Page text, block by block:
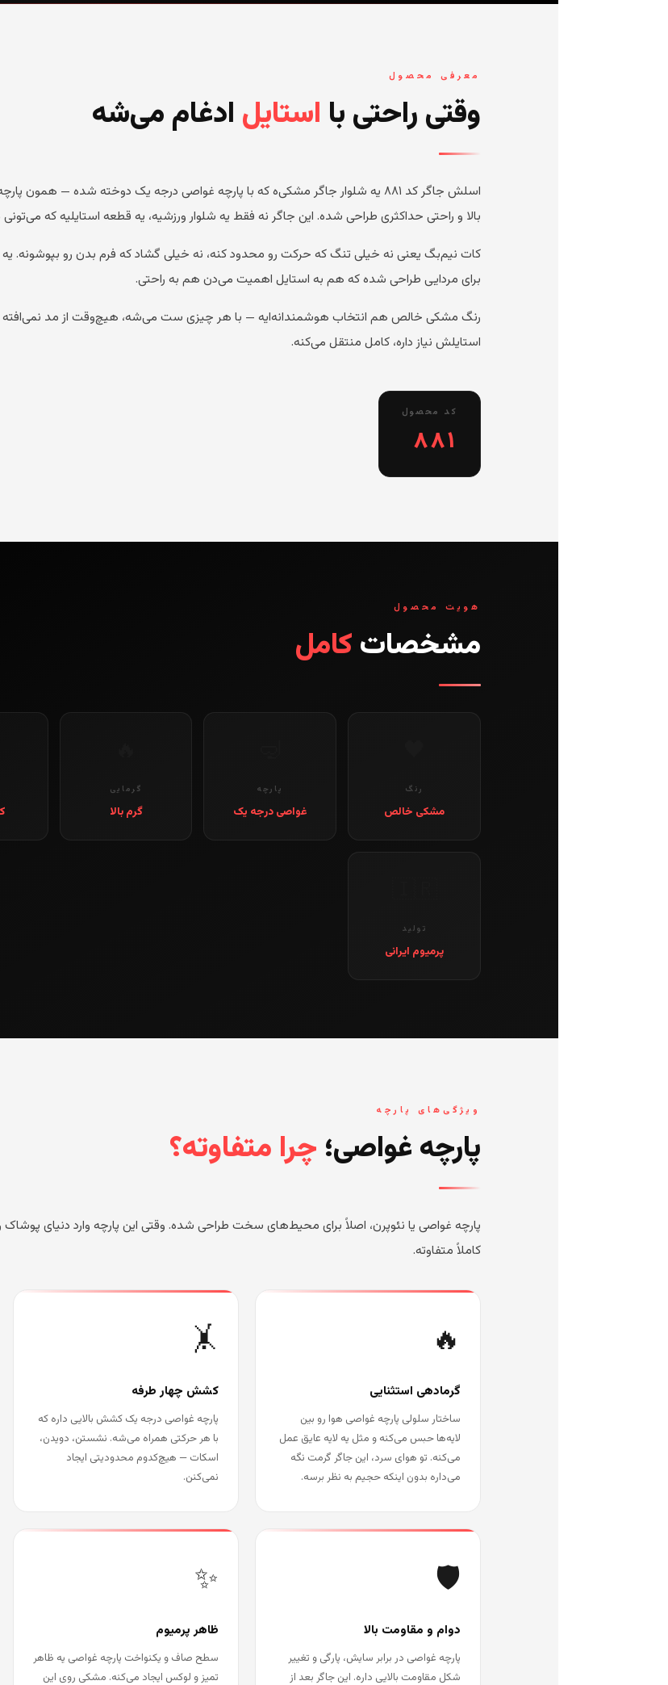
معرفی محصول
وقتی راحتی با استایل ادغام می‌شه
اسلش جاگر کد ۸۸۱ یه شلوار جاگر مشکی‌ه که با پارچه غواصی درجه یک دوخته شده —
بالا و راحتی حداکثری طراحی شده. این جاگر نه فقط یه شلوار ورزشیه، یه قطعه استایلیه که
کات نیم‌بگ یعنی نه خیلی تنگ که حرکت رو محدود کنه، نه خیلی گشاد که فرم بدن رو بپوشونه.
برای مردایی طراحی شده که هم به استایل اهمیت می‌دن هم به راحتی.
رنگ مشکی خالص هم انتخاب هوشمندانه‌ایه — با هر چیزی ست می‌شه، هیچ‌وقت از مد نمی‌افته
استایلش نیاز داره، کامل منتقل می‌کنه.
کد محصول
۸۸۱
هویت محصول
مشخصاتکامل
رنگ
مشکی خالص
پارچه
غواصی درجه یک
گرمایی
گرم بالا
تولید
پرمیوم ایرانی
ویژگی‌های پارچه
پارچه غواصی؛ چرا متفاوته؟
پارچه غواصی یا نئوپرن، اصلاً برای محیط‌های سخت طراحی شده. وقتی این پارچه وارد دنیای
کاملاً متفاوته.
🔥
گرمادهی استثنایی
ساختار سلولی پارچه غواصی هوا رو بین
لایه‌ها حبس می‌کنه و مثل یه لایه عایق عمل
می‌کنه. تو هوای سرد، این جاگر گرمت نگه
می‌داره بدون اینکه حجیم به نظر برسه.
🤸
کشش چهار طرفه
پارچه غواصی درجه یک کشش بالایی داره که
با هر حرکتی همراه می‌شه. نشستن، دویدن،
اسکات — هیچ‌کدوم محدودیتی ایجاد
نمی‌کنن.
🛡️
دوام و مقاومت بالا
پارچه غواصی در برابر سایش، پارگی و تغییر
شکل مقاومت بالایی داره. این جاگر بعد از
✨
ظاهر پرمیوم
سطح صاف و یکنواخت پارچه غواصی یه ظاهر
تمیز و لوکس ایجاد می‌کنه. مشکی روی این